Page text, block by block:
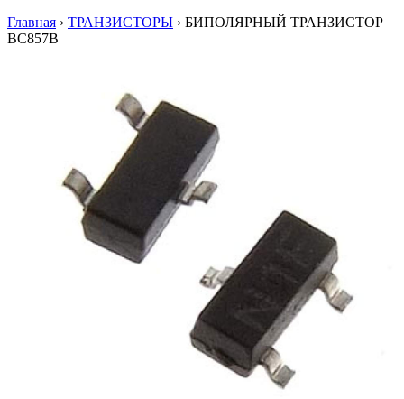
Главная › ТРАНЗИСТОРЫ › БИПОЛЯРНЫЙ ТРАНЗИСТОР
BC857B